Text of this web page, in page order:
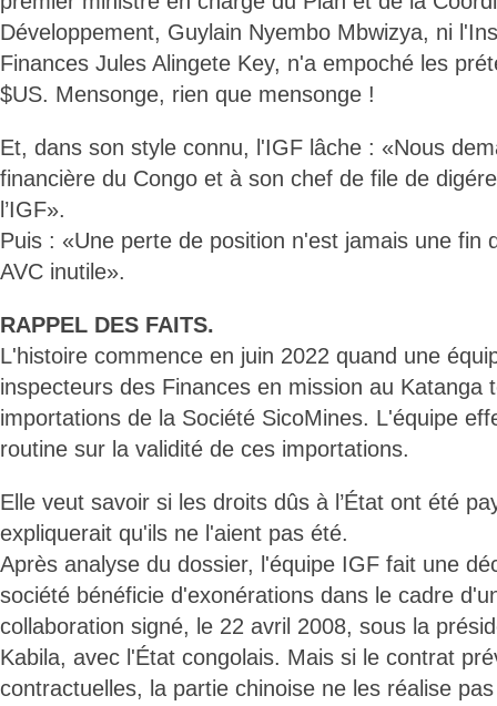
Développement, Guylain Nyembo Mbwizya, ni
Finances Jules Alingete Key, n'a empoché les
$US. Mensonge, rien que mensonge !
Et, dans son style connu, l'IGF lâche : «Nous
financière du Congo et à son chef de file de
l’IGF».
Puis : «Une perte de position n'est jamais une fin
AVC inutile».
RAPPEL DES FAITS.
L'histoire commence en juin 2022 quand une
inspecteurs des Finances en mission au Katanga
importations de la Société SicoMines. L'équipe
routine sur la validité de ces importations.
Elle veut savoir si les droits dûs à l’État ont été
expliquerait qu'ils ne l'aient pas été.
Après analyse du dossier, l'équipe IGF fait une
société bénéficie d'exonérations dans le cadre
collaboration signé, le 22 avril 2008, sous la
Kabila, avec l'État congolais. Mais si le contrat
contractuelles, la partie chinoise ne les réalise